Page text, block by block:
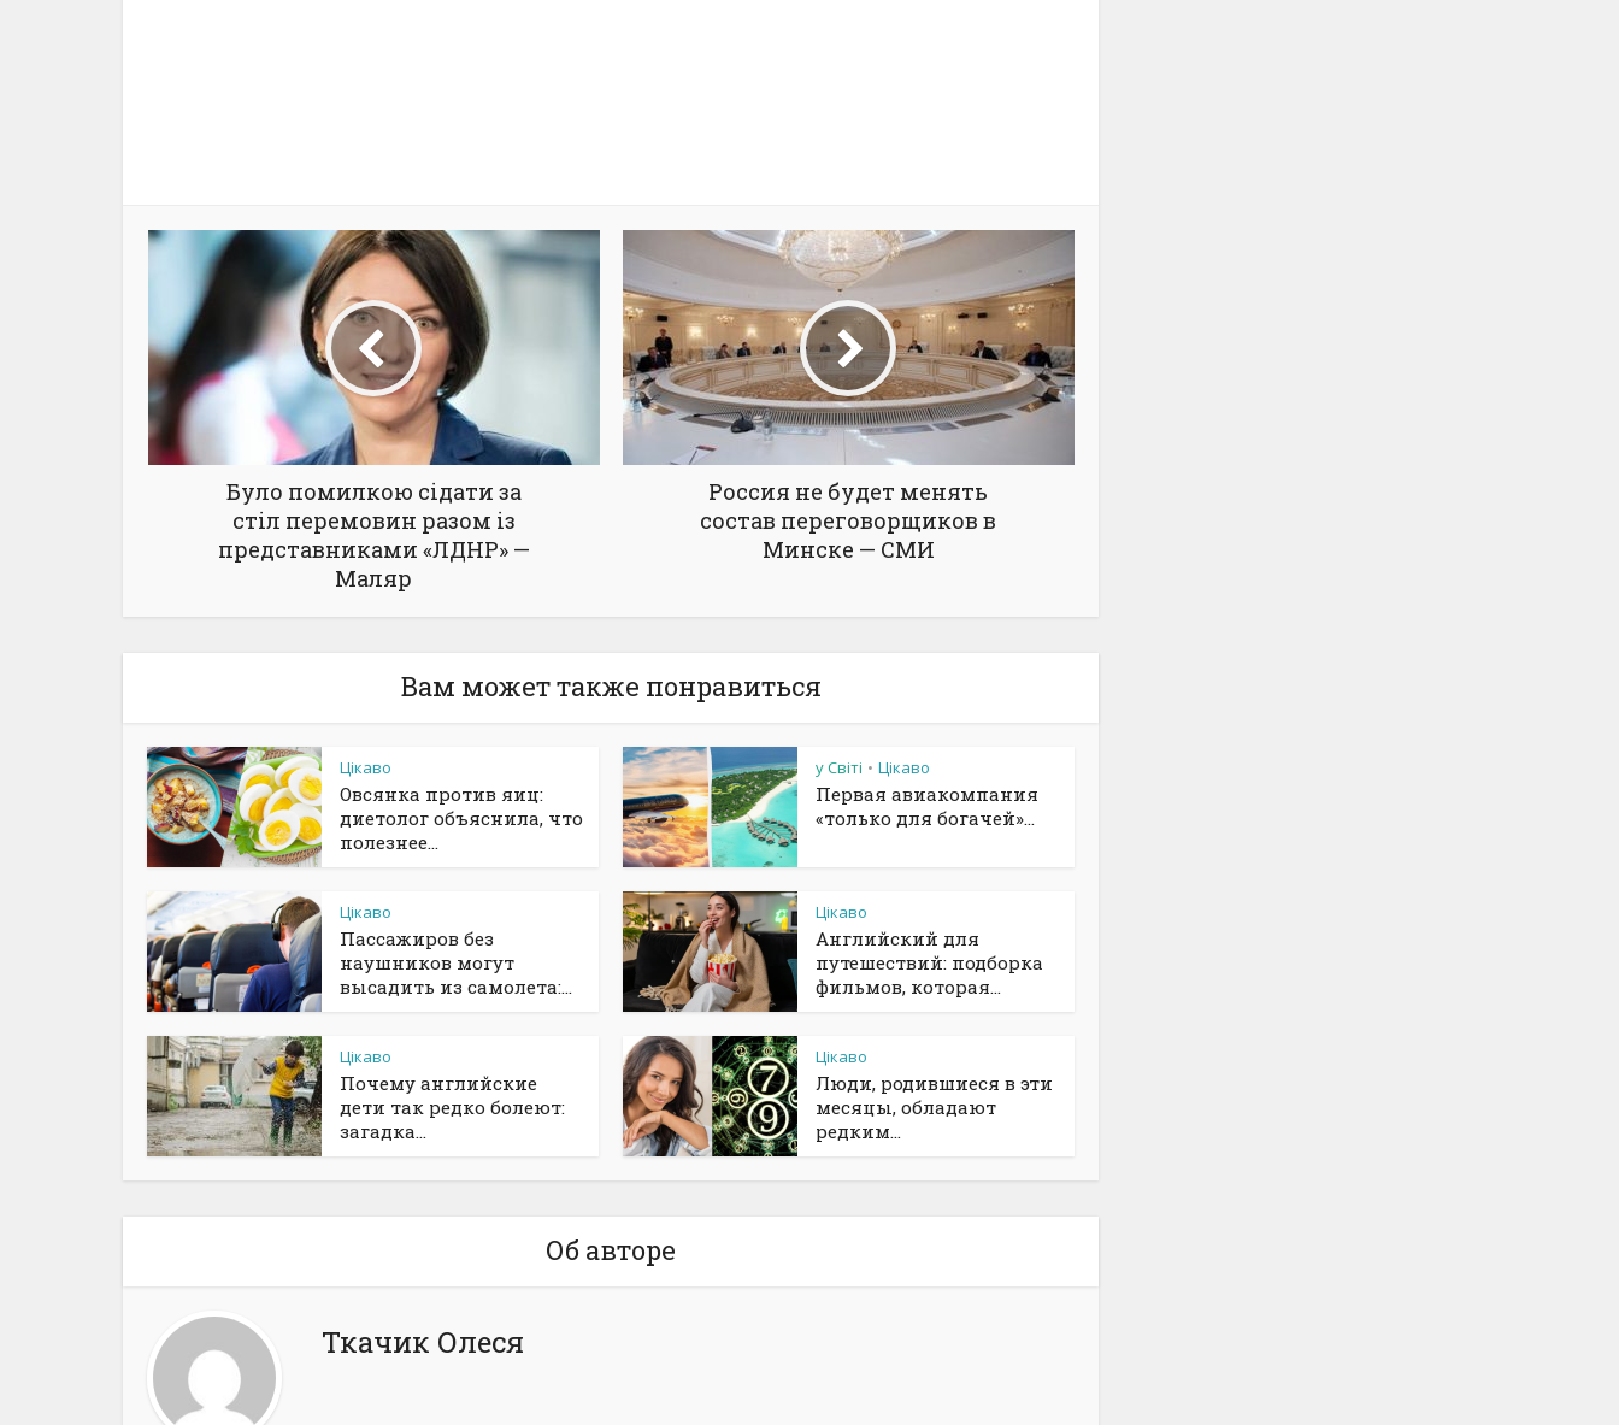
Було помилкою сідати за
стіл перемовин разом із
представниками «ЛДНР» —
Маляр
Россия не будет менять
состав переговорщиков в
Минске — СМИ
Вам может также понравиться
Цікаво
Овсянка против яиц:
диетолог объяснила, что
полезнее...
у Світі • Цікаво
Первая авиакомпания
«только для богачей»...
Цікаво
Пассажиров без
наушников могут
высадить из самолета:...
Цікаво
Английский для
путешествий: подборка
фильмов, которая...
Цікаво
Почему английские
дети так редко болеют:
загадка...
Цікаво
Люди, родившиеся в эти
месяцы, обладают
редким...
Об авторе
Ткачик Олеся